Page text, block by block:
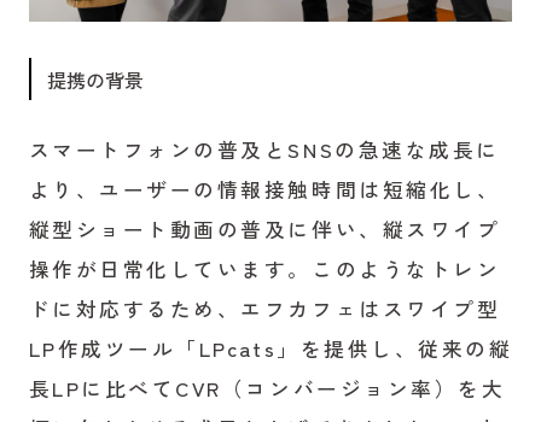
提携の背景
スマートフォンの普及とSNSの急速な成長に
より、ユーザーの情報接触時間は短縮化し、
縦型ショート動画の普及に伴い、縦スワイプ
操作が日常化しています。このようなトレン
ドに対応するため、エフカフェはスワイプ型
LP作成ツール「LPcats」を提供し、従来の縦
長LPに比べてCVR（コンバージョン率）を大